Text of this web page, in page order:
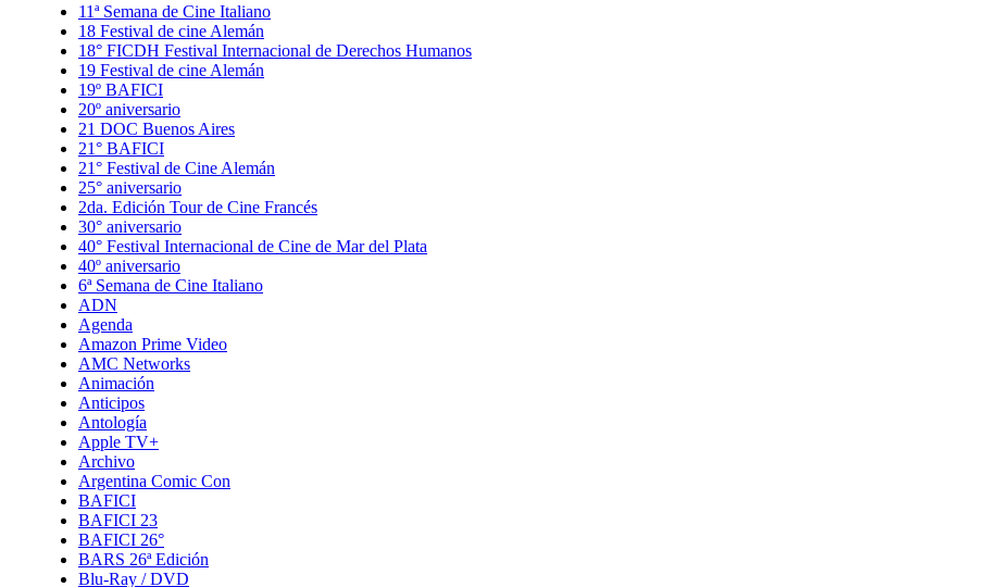
11ª Semana de Cine Italiano
18 Festival de cine Alemán
18° FICDH Festival Internacional de Derechos Humanos
19 Festival de cine Alemán
19º BAFICI
20º aniversario
21 DOC Buenos Aires
21° BAFICI
21° Festival de Cine Alemán
25° aniversario
2da. Edición Tour de Cine Francés
30° aniversario
40° Festival Internacional de Cine de Mar del Plata
40º aniversario
6ª Semana de Cine Italiano
ADN
Agenda
Amazon Prime Video
AMC Networks
Animación
Anticipos
Antología
Apple TV+
Archivo
Argentina Comic Con
BAFICI
BAFICI 23
BAFICI 26°
BARS 26ª Edición
Blu-Ray / DVD